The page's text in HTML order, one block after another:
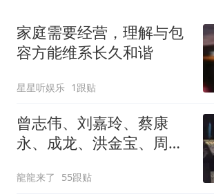
家庭需要经营，理解与包
容方能维系长久和谐
星星听娱乐 1跟贴
曾志伟、刘嘉玲、蔡康
永、成龙、洪金宝、周
龍龍来了 55跟贴